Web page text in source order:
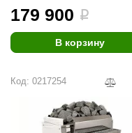
179 900 i
В корзину
Код: 0217254